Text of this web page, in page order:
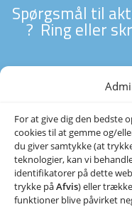
For at give dig den bedste
cookies til at gemme og/
du giver samtykke (at
teknologier, kan vi
identifikatorer på dette
trykke påAfvis) eller
funktioner blive påvirket
Spørgsmål til
? Ring eller